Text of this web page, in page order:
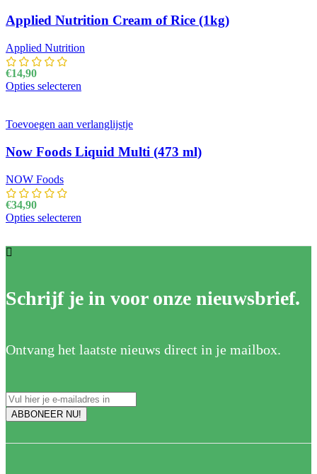
Applied Nutrition Cream of Rice (1kg)
Applied Nutrition
€14,90
Opties selecteren
Toevoegen aan verlanglijstje
Now Foods Liquid Multi (473 ml)
NOW Foods
€34,90
Opties selecteren
Schrijf je in voor onze nieuwsbrief.
Ontvang het laatste nieuws direct in je mailbox.